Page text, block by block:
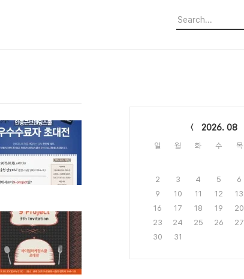
2026. 08
일 월 화 수 목
2
3 4 5 6
9
10 11 12 13
16
17 18 19 20
23
24 25 26 27
30
31